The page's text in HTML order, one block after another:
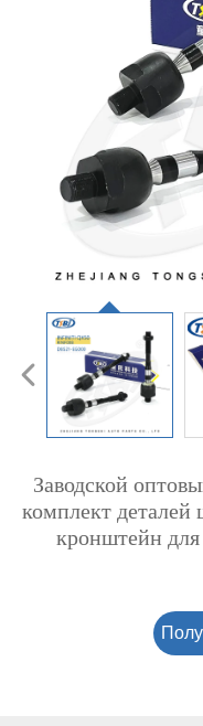
Заводской
комплект деталей
кронштейн